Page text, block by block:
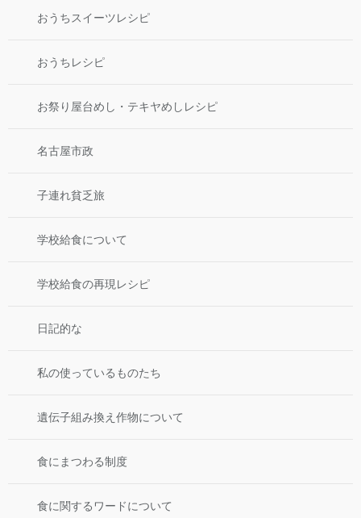
おうちスイーツレシピ
おうちレシピ
お祭り屋台めし・テキヤめしレシピ
名古屋市政
子連れ貧乏旅
学校給食について
学校給食の再現レシピ
日記的な
私の使っているものたち
遺伝子組み換え作物について
食にまつわる制度
食に関するワードについて